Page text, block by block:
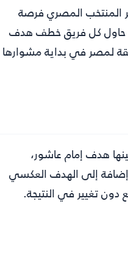
المنتخب المصري فرصة
النتيجة، ثم جاء هدف التعادل البلجيكي في الدقيقة 66، وبعده حاول كل فريق خطف هدف
لمصر في بداية مشوارها
هدف إمام عاشور،
إلى الهدف العكسي
دون تغيير في النتيجة.